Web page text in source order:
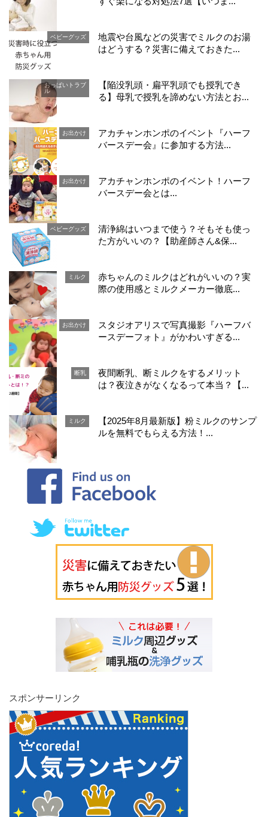
ベビーグッズ
地震や台風などの災害でミルクのお湯
はどうする？災害に備えておきた...
おっぱいトラブ
ル
【陥没乳頭・扁平乳頭でも授乳でき
る】母乳で授乳を諦めない方法とお...
お出かけ
アカチャンホンポのイベント『ハーフ
バースデー会』に参加する方法...
お出かけ
アカチャンホンポのイベント！ハーフ
バースデー会とは...
ベビーグッズ
清浄綿はいつまで使う？そもそも使っ
た方がいいの？【助産師さん&保...
ミルク
赤ちゃんのミルクはどれがいいの？実
際の使用感とミルクメーカー徹底...
お出かけ
スタジオアリスで写真撮影『ハーフバ
ースデーフォト』がかわいすぎる...
断乳
夜間断乳、断ミルクをするメリット
は？夜泣きがなくなるって本当？【...
ミルク
【2025年8月最新版】粉ミルクのサンプ
ルを無料でもらえる方法！...
スポンサーリンク